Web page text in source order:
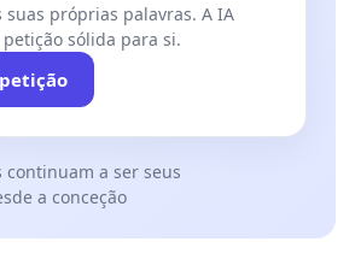
suas próprias palavras. A IA
sólida para si.
continuam a ser seus
a conceção